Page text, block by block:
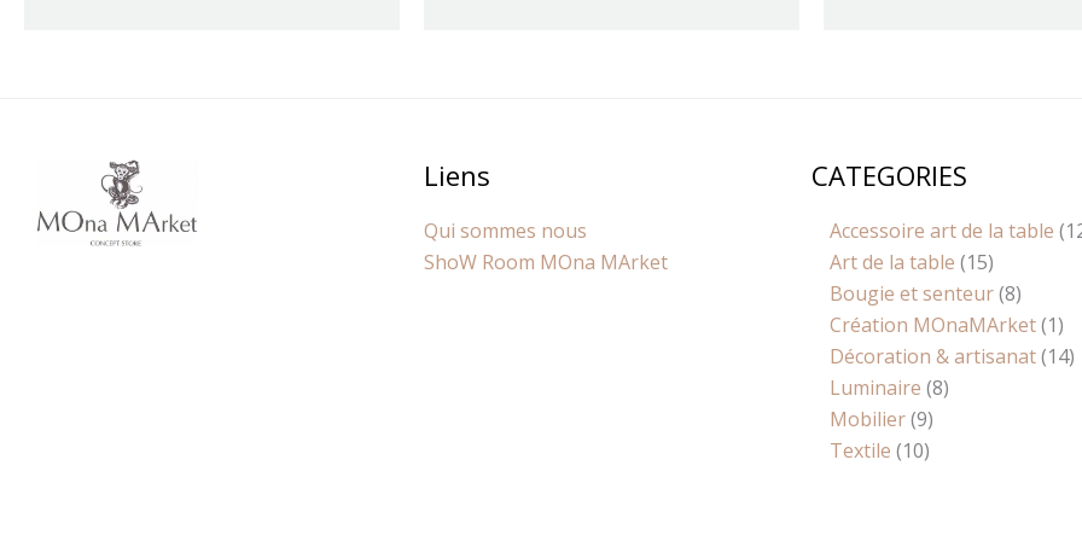
Liens
Qui sommes nous
ShoW Room MOna MArket
CATEGORIES
Accessoire art de la table
Art de la table 15
Bougie et senteur 8
Création MOnaMArket 1
Décoration & artisanat 14
Luminaire 8
8
Mobilier 9
9
Textile 10
10